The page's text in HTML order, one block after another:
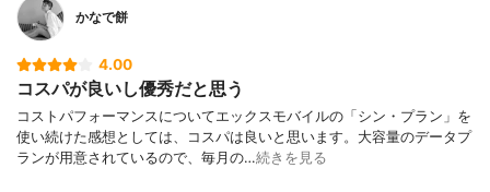
かなで餅
4.00
コスパが良いし優秀だと思う
コストパフォーマンスについてエックスモバイルの「シン・プラン」を
使い続けた感想としては、コスパは良いと思います。大容量のデータプ
ランが用意されているので、毎月の…続きを見る